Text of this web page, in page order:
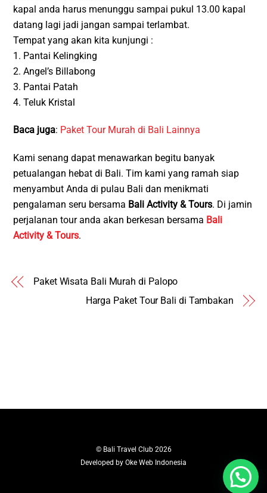
kapal anda harus menunggu sampai pukul 13.00 kapal
datang lagi jadi jangan sampai terlambat.
Tempat yang akan kita kunjungi :
1. Pantai Kelingking
2. Angel’s Billabong
3. Pantai Patah
4. Teluk Kristal
Baca juga: Paket Tour Murah di Bali Lainnya
Kami senang dapat menawarkan begitu banyak
petualangan hebat di Bali. Tim kami yang ramah siap
menyambut Anda di pulau Bali dan menikmati
pengalaman seru bersama Bali Activity & Tours. Di jamin
perjalanan tour anda akan berkesan bersama Bali
Activity & Tours.
Paket Wisata Bali Murah di Palopo
Harga Paket Tour Bali di Tambakan
© Bali Travel Club2026
Developed by Oke Web Indonesia